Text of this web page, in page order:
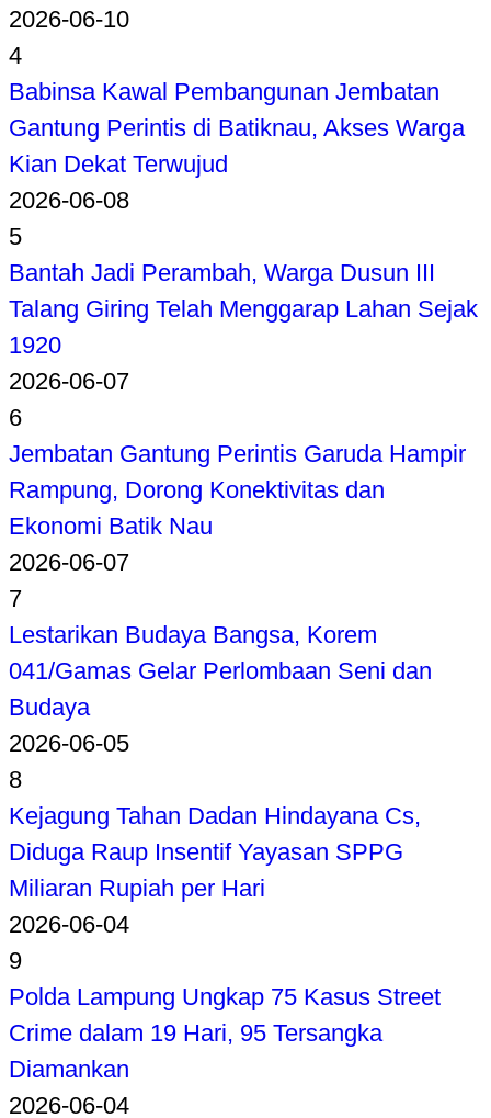
2026-06-10
4
Babinsa Kawal Pembangunan Jembatan
Gantung Perintis di Batiknau, Akses Warga
Kian Dekat Terwujud
2026-06-08
5
Bantah Jadi Perambah, Warga Dusun III
Talang Giring Telah Menggarap Lahan Sejak
1920
2026-06-07
6
Jembatan Gantung Perintis Garuda Hampir
Rampung, Dorong Konektivitas dan
Ekonomi Batik Nau
2026-06-07
7
Lestarikan Budaya Bangsa, Korem
041/Gamas Gelar Perlombaan Seni dan
Budaya
2026-06-05
8
Kejagung Tahan Dadan Hindayana Cs,
Diduga Raup Insentif Yayasan SPPG
Miliaran Rupiah per Hari
2026-06-04
9
Polda Lampung Ungkap 75 Kasus Street
Crime dalam 19 Hari, 95 Tersangka
Diamankan
2026-06-04